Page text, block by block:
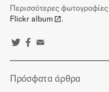
Περισσότερες
Flickr album
.
Πρόσφατα άρθρα